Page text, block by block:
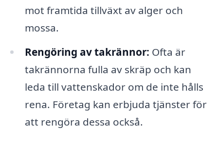
mot framtida tillväxt av alger och
mossa.
Rengöring av takrännor: Ofta är
takrännorna fulla av skräp och kan
leda till vattenskador om de inte hålls
rena. Företag kan erbjuda tjänster för
att rengöra dessa också.